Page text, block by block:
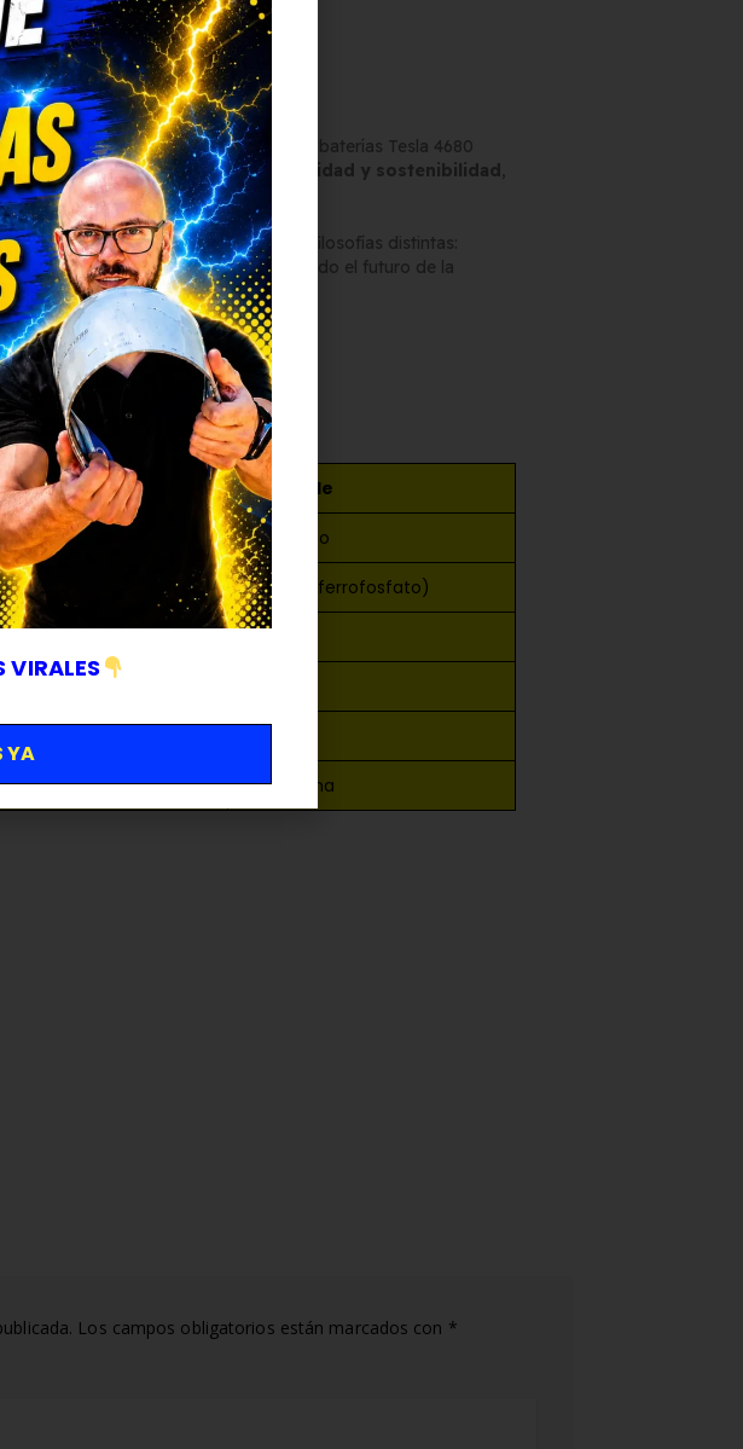
en 2025?
autonomía y rendimiento
, las baterías Tesla 4680
Si priorizasseguridad, durabilidad y sostenibilidad,
excelente.
para coches eléctricos refleja dos filosofías distintas:
que ambos fabricantes están marcando el futuro de la
clave
4680 BYD Blade
sin lengüeta Prismático
LFP (litio-ferrofosfato)
Muy buena
Los campos obligatorios están marcados con *
VIRALES
YA